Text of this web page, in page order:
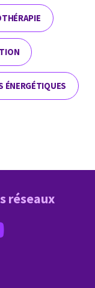
ÉNERGÉTIQUES
réseaux